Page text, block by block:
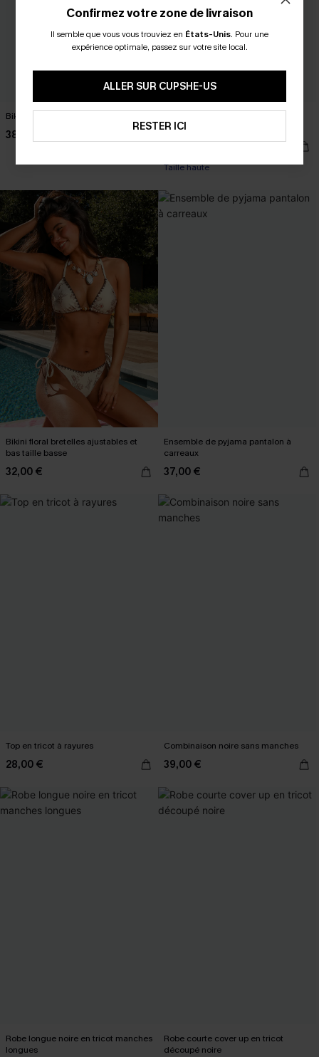
Bikini col carré et bas taille basse
38,00 €
manches
42,00 €
Taille haute
Bikini floral bretelles ajustables et
bas taille basse
32,00 €
Ensemble de pyjama pantalon à
carreaux
37,00 €
Top en tricot à rayures
28,00 €
Combinaison noire sans manches
39,00 €
Robe longue noire en tricot manches
longues
Robe courte cover up en tricot
découpé noire
Confirmez votre zone de livraison
Il semble que vous vous trouviez en États-Unis. Pour une
expérience optimale, passez sur votre site local.
ALLER SUR CUPSHE-US
RESTER ICI